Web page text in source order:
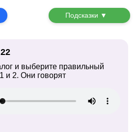
Подсказки ▼
и выберите правильный
и 2. Они говорят